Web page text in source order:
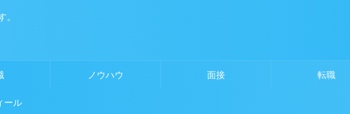
ノウハウ 面接 転職
ール